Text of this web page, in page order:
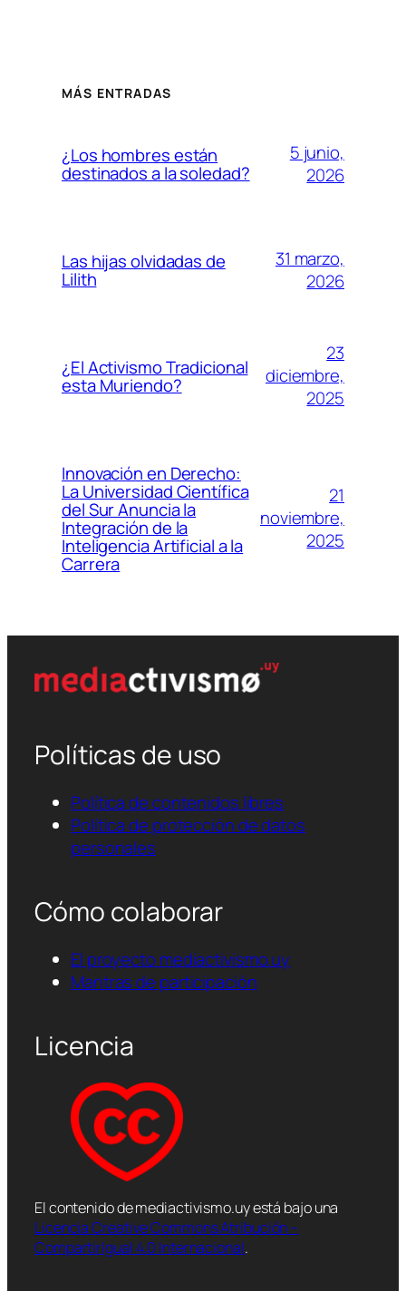
MÁS ENTRADAS
¿Los hombres están
destinados a la soledad?
5 junio,
2026
Las hijas olvidadas de
Lilith
31 marzo,
2026
¿El Activismo Tradicional
esta Muriendo?
23
diciembre,
2025
Innovación en Derecho:
La Universidad Científica
del Sur Anuncia la
Integración de la
Inteligencia Artificial a la
Carrera
21
noviembre,
2025
Políticas de uso
Política de contenidos libres
Política de protección de datos
personales
Cómo colaborar
El proyecto mediactivismo.uy
Mantras de participación
Licencia
El contenido de mediactivismo.uy está bajo una
Licencia Creative Commons Atribución –
CompartirIgual 4.0 Internacional.